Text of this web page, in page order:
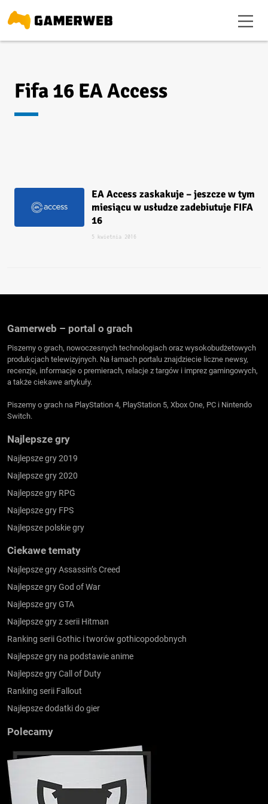
Fifa 16 EA Access
EA Access zaskakuje – jeszcze w tym
miesiącu w usłudze zadebiutuje FIFA
16
5 kwietnia 2016
Gamerweb – portal o grach
Piszemy o grach, nowoczesnych technologiach oraz wysokobudżetowych
produkcjach telewizyjnych. Na łamach portalu znajdziecie liczne newsy,
recenzje, informacje o premierach, relacje z targów i imprez gamingowych,
a także ciekawe artykuły.
Piszemy o grach na PlayStation 4, PlayStation 5, Xbox One, PC i Nintendo
Switch.
Najlepsze gry
Najlepsze gry 2019
Najlepsze gry 2020
Najlepsze gry RPG
Najlepsze gry FPS
Najlepsze polskie gry
Ciekawe tematy
Najlepsze gry Assassin’s Creed
Najlepsze gry God of War
Najlepsze gry GTA
Najlepsze gry z serii Hitman
Ranking serii Gothic i tworów gothicopodobnych
Najlepsze gry na podstawie anime
Najlepsze gry Call of Duty
Ranking serii Fallout
Najlepsze dodatki do gier
Polecamy